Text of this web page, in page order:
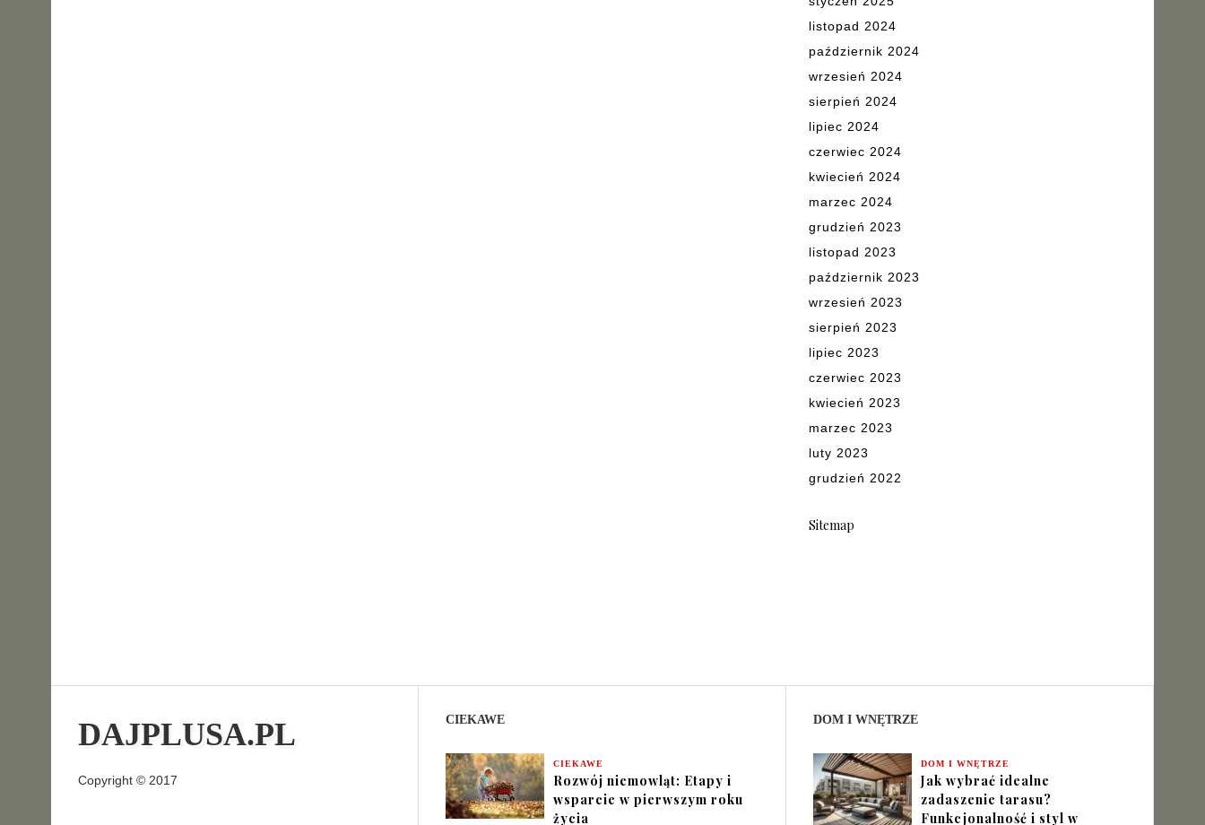
listopad 2024
październik 2024
wrzesień 2024
sierpień 2024
lipiec 2024
czerwiec 2024
kwiecień 2024
marzec 2024
grudzień 2023
listopad 2023
październik 2023
wrzesień 2023
sierpień 2023
lipiec 2023
czerwiec 2023
kwiecień 2023
marzec 2023
luty 2023
grudzień 2022
Sitemap
DAJPLUSA.PL
Copyright © 2017
CIEKAWE
CIEKAWE
Rozwój niemowląt: Etapy i
wsparcie w pierwszym roku
życia
DOM I WNĘTRZE
DOM I WNĘTRZE
Jak wybrać idealne
zadaszenie tarasu?
Funkcjonalność i styl w